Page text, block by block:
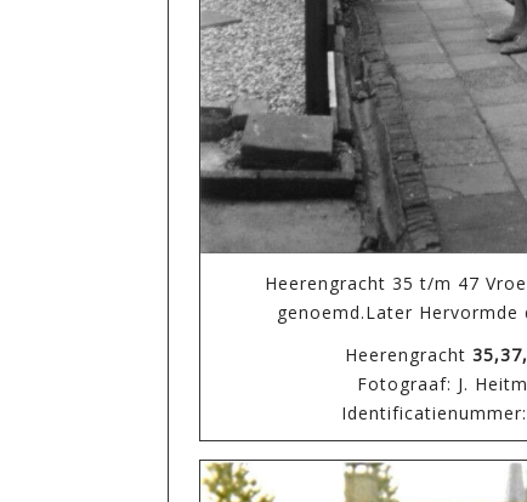
Heerengracht 35 t/m 47
genoemd.Later Hervormde
Heerengracht
Fotograaf: J.
Identificatienummer: